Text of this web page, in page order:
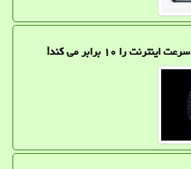
را ۱۰ برابر می کند!